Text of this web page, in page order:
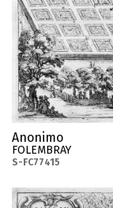
Anonimo
FOLEMBRAY
S-FC77415